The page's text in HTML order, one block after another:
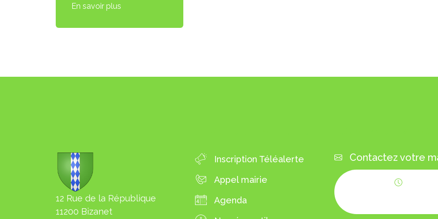
En savoir plus
12 Rue de la République
11200 Bizanet
Inscription Téléalerte
Appel mairie
Agenda
Contactez votre